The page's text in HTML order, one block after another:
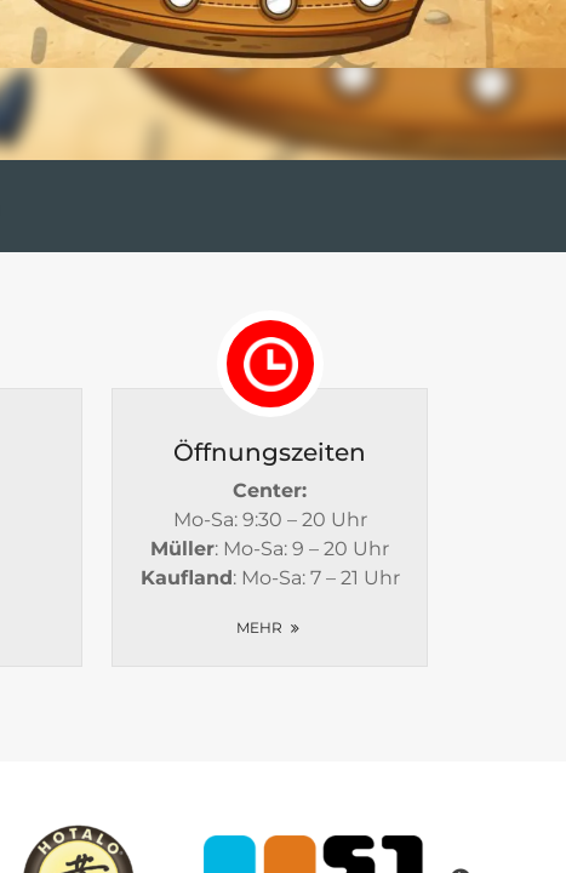
Öffnungszeiten
Center:
Mo-Sa: 9:30 – 20 Uhr
Müller: Mo-Sa: 9 – 20 Uhr
Kaufland: Mo-Sa: 7 – 21 Uhr
MEHR